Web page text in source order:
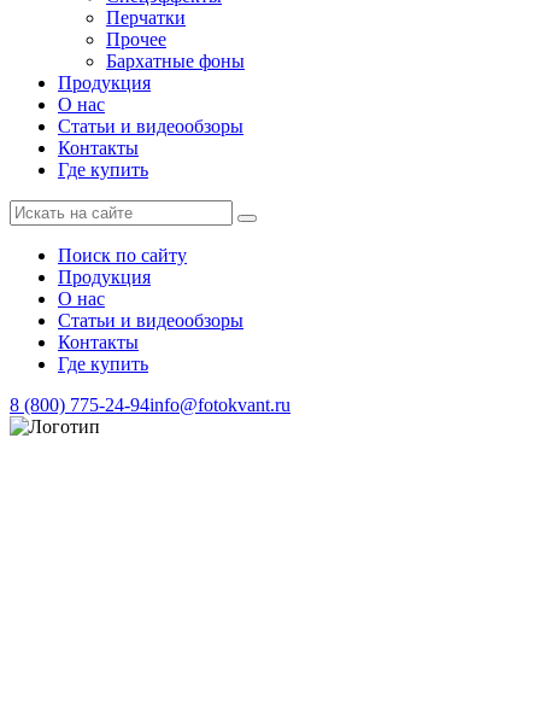
Перчатки
Прочее
Бархатные фоны
Продукция
О нас
Статьи и видеообзоры
Контакты
Где купить
Поиск по сайту
Продукция
О нас
Статьи и видеообзоры
Контакты
Где купить
8 (800) 775-24-94info@fotokvant.ru